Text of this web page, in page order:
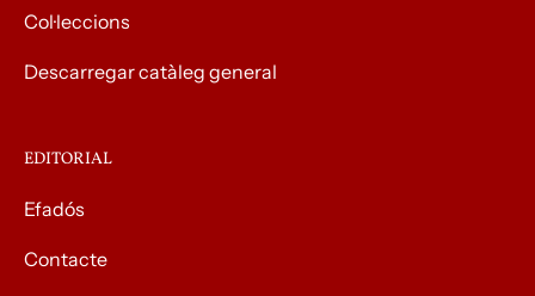
Col·leccions
Descarregar catàleg general
EDITORIAL
Efadós
Contacte